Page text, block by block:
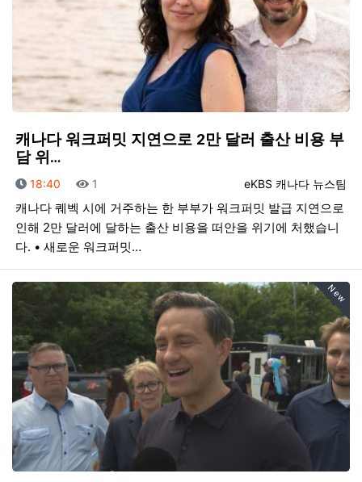
캐나다 워크퍼밋 지연으로 2만 달러 출산 비용 부
담 위…
등록자
eKBS 캐나다 뉴스팀
등록일
18:40 조회
1
캐나다 퀘벡 시에 거주하는 한 부부가 워크퍼밋 발급 지연으로
인해 2만 달러에 달하는 출산 비용을 떠안을 위기에 처했습니
다. • 새로운 워크퍼밋…
New